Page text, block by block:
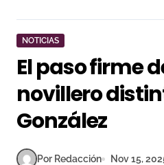
NOTICIAS
El paso firme
novillero
González
Por Redacción Nov 15,